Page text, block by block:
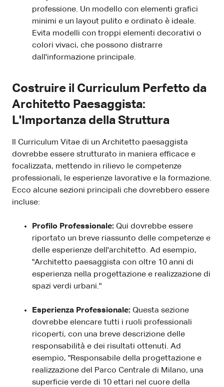
professione. Un modello con elementi grafici
minimi e un layout pulito e ordinato è ideale.
Evita modelli con troppi elementi decorativi o
colori vivaci, che possono distrarre
dall'informazione principale.
Costruire il Curriculum Perfetto da
Architetto Paesaggista:
L'Importanza della Struttura
Il Curriculum Vitae di un Architetto paesaggista
dovrebbe essere strutturato in maniera efficace e
focalizzata, mettendo in rilievo le competenze
professionali, le esperienze lavorative e la formazione.
Ecco alcune sezioni principali che dovrebbero essere
incluse:
Profilo Professionale: Qui dovrebbe essere
riportato un breve riassunto delle competenze e
delle esperienze dell'architetto. Ad esempio,
"Architetto paesaggista con oltre 10 anni di
esperienza nella progettazione e realizzazione di
spazi verdi urbani."
Esperienza Professionale: Questa sezione
dovrebbe elencare tutti i ruoli professionali
ricoperti, con una breve descrizione delle
responsabilità e dei risultati ottenuti. Ad
esempio, "Responsabile della progettazione e
realizzazione del Parco Centrale di Milano, una
superficie verde di 10 ettari nel cuore della